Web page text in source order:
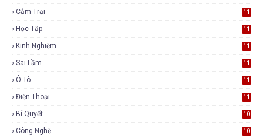
Cắm Trại 11
Học Tập 11
Kinh Nghiệm 11
Sai Lầm 11
Ô Tô 11
Điện Thoại 11
Bí Quyết 10
Công Nghệ 10